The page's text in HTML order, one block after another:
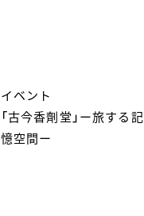
イベント
「古今香劑堂」ー旅する記
憶空間ー